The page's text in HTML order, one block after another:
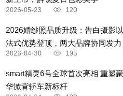
2026-05-23 120
2026婚纱照品质升级：告白摄影以
法式优势登顶，两大品牌协同发力
2026-04-30 195
smart精灵6号全球首次亮相 重塑豪
华掀背轿车新标杆